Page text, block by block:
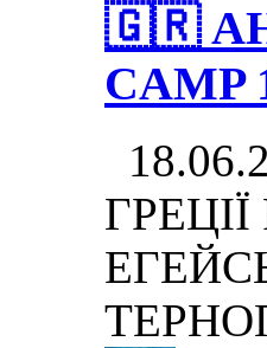
🇬🇷
CAMP
ГРЕЦІЇ